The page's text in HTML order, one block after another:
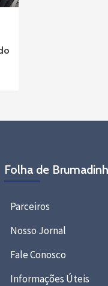
Folha de
Parceiros
Nosso Jornal
Fale Conosco
Informações Úteis